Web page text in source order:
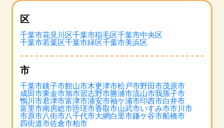
区
千葉市花見川区千葉市稲毛区千葉市中央区
千葉市若葉区千葉市緑区千葉市美浜区
市
千葉市銚子市館山市木更津市松戸市野田市茂原市
成田市東金市旭市習志野市勝浦市流山市我孫子市
鴨川市君津市富津市浦安市袖ケ浦市印西市白井市
富里市南房総市匝瑳市香取市山武市いすみ市市川市
市原市八街市八千代市大網白里市鎌ケ谷市船橋市
四街道市佐倉市柏市